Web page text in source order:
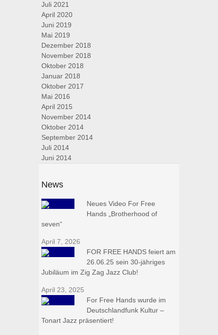
Juli 2021
April 2020
Juni 2019
Mai 2019
Dezember 2018
November 2018
Oktober 2018
Januar 2018
Oktober 2017
Mai 2016
April 2015
November 2014
Oktober 2014
September 2014
Juli 2014
Juni 2014
News
Neues Video For Free
Hands „Brotherhood of
seven“
April 7, 2026
FOR FREE HANDS feiert am
26.06.25 sein 30-jähriges
Jubiläum im Zig Zag Jazz Club!
April 23, 2025
For Free Hands wurde im
Deutschlandfunk Kultur –
Tonart Jazz präsentiert!